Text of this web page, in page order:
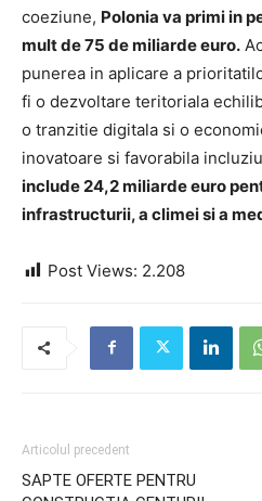
coeziune, Polonia va primi in
mult de 75 de miliarde euro.
punerea in aplicare a
fi o dezvoltare teritoriala
o tranzitie digitala si o
inovatoare si favorabila
include 24,2 miliarde euro
infrastructurii, a climei si a
Post Views: 2.208
Articolul precedent
SAPTE OFERTE PENTRU